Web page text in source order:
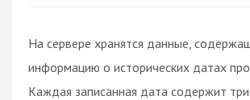
На сервере хранятся данные,
информацию о исторических датах
Каждая записанная дата содержит